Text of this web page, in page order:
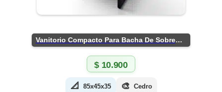
Vanitorio Compacto Para Bacha De Sobreponer
$10.900
📐 85x45x35 🎨 Cedro